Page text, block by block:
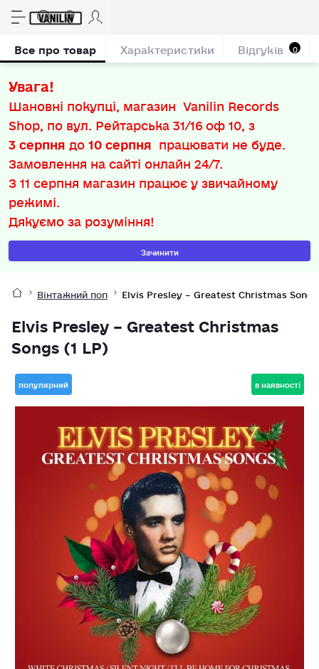
Увага!
Шановні покупці, магазин Vanilin Records
Shop, по вул. Рейтарська 31/16 оф 10, з
3 серпня до10 серпня працювати не буде.
Замовлення на сайті онлайн 24/7.
З11 серпня магазин працює у звичайному
режимі.
Дякуємо за розуміння!
Зачинити
Вінтажний поп Elvis Presley – Greatest Christmas
Elvis Presley – Greatest Christmas
Songs (1 LP)
Все про товар Характеристики Відгуків 0
популярний в наявності